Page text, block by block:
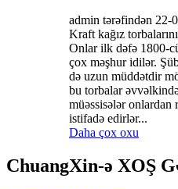
admin tərəfindən 22-
Kraft kağız
Onlar ilk dəfə 1800-
çox məşhur idilər.
də uzun müddətdir
bu torbalar
müəssisələr onlardan
istifadə edirlər...
Daha çox oxu
ChuangXin-ə XOŞ